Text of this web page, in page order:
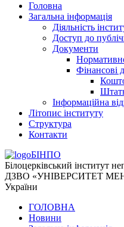
Головна
Загальна інформація
Діяльність
Доступ до
Документи
Фінансові
Інформаційна
Літопис інституту
Структура
Контакти
БІНПО
Білоцерківський інститут
ДЗВО «УНІВЕРСИТЕТ
України
ГОЛОВНА
Новини